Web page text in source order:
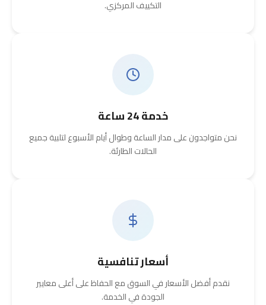
التكييف المركزي.
خدمة 24 ساعة
نحن متواجدون على مدار الساعة وطوال أيام الأسبوع لتلبية جميع
الحالات الطارئة.
أسعار تنافسية
نقدم أفضل الأسعار في السوق مع الحفاظ على أعلى معايير
الجودة في الخدمة.